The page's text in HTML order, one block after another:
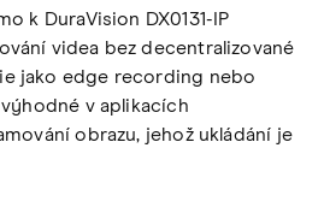
k DuraVision DX0131-IP
videa bez decentralizované
jako edge recording nebo
v aplikacích
obrazu, jehož ukládání je